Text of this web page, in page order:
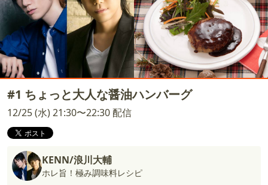
#1 ちょっと大人な醤油ハンバーグ
12/25 (水) 21:30〜22:30 配信
KENN/浪川大輔
ホレ旨！極み調味料レシピ